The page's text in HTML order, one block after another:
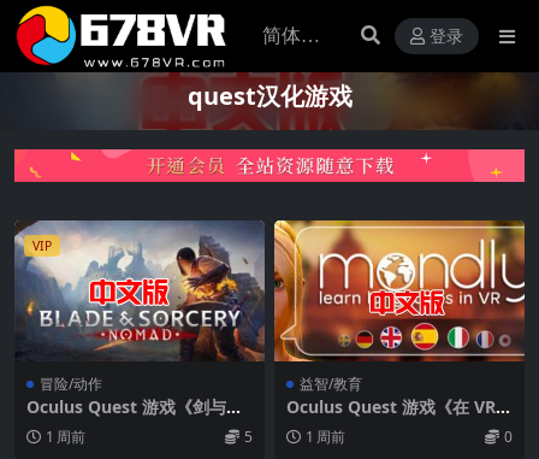
登录
quest汉化游戏
VIP
冒险/动作
Oculus Quest 游戏《剑与魔
法：游牧民族》Blade & Sorc
ery: Nomad
1 周前 5
益智/教育
Oculus Quest 游戏《在 VR
中学习语言》Mondly: Learn
Languages in VR
1 周前 0